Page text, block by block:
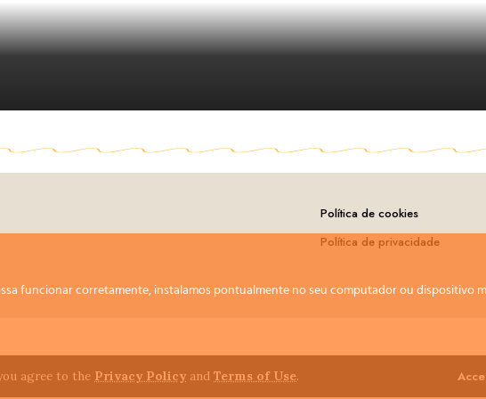
agree to the Privacy Policy and Terms of Use.
Política de cookies
Política de privacidade
funcionar corretamente, instalamos pontualmente no seu computador ou dispositivo